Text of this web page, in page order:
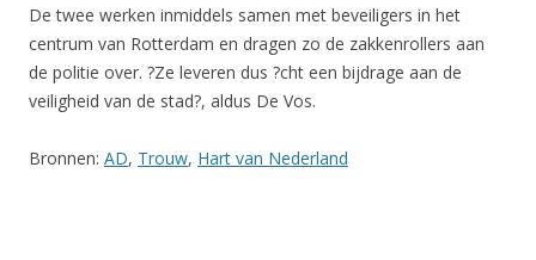
De twee werken inmiddels samen met beveiligers in het
centrum van Rotterdam en dragen zo de zakkenrollers aan
de politie over. ?Ze leveren dus ?cht een bijdrage aan de
veiligheid van de stad?, aldus De Vos.
Bronnen: AD, Trouw, Hart van Nederland